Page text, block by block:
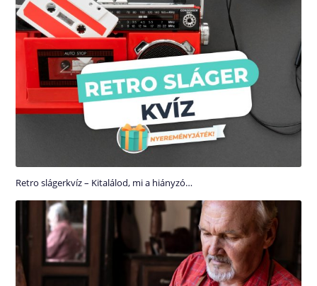
Retro slágerkvíz – Kitalálod, mi a hiányzó…